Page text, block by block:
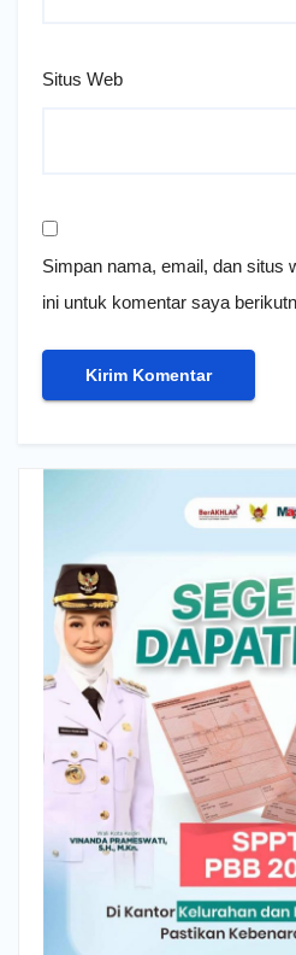
Situs Web
Simpan nama, email, dan situs
ini untuk komentar saya